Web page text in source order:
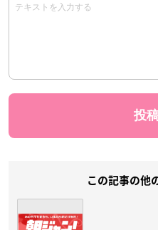
この記事の他